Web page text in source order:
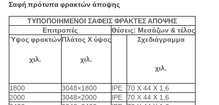
Σαφή πρότυπαφρακτών άποψης
ΤΥΠΟΠΟΙΗΜΕΝΟΙ ΣΑΦΕΙΣ ΦΡΑΚΤΕΣ ΑΠΟΨΗΣ
Επιτροπές
Θέσεις: Μεσάζων & τέλος
Ύψος φρακτών
χιλ.
Πλάτος Χ ύψος
χιλ.
Σχεδιάγραμμα
χιλ.
1800 3048×1800 IPE
70 X 44 X 1,6
2000
3048×2000 IPE
70 X 44 X 1,6